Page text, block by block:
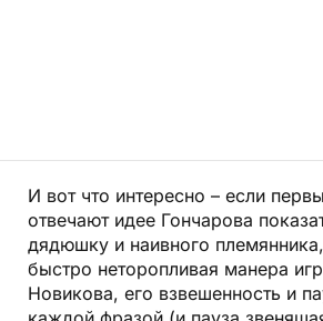
И вот что интересно – если
отвечают идее Гончарова
дядюшку и наивного
быстро неторопливая манера
Новикова, его взвешенность и